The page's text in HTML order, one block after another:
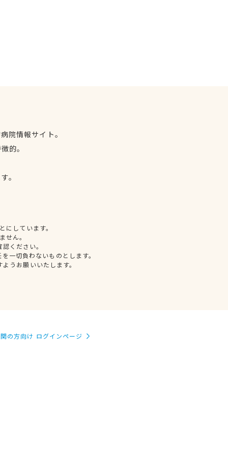
院情報サイト。
的。
。
しています。
せん。
ください。
一切負わないものとします。
うお願いいたします。
の方向け ログインページ